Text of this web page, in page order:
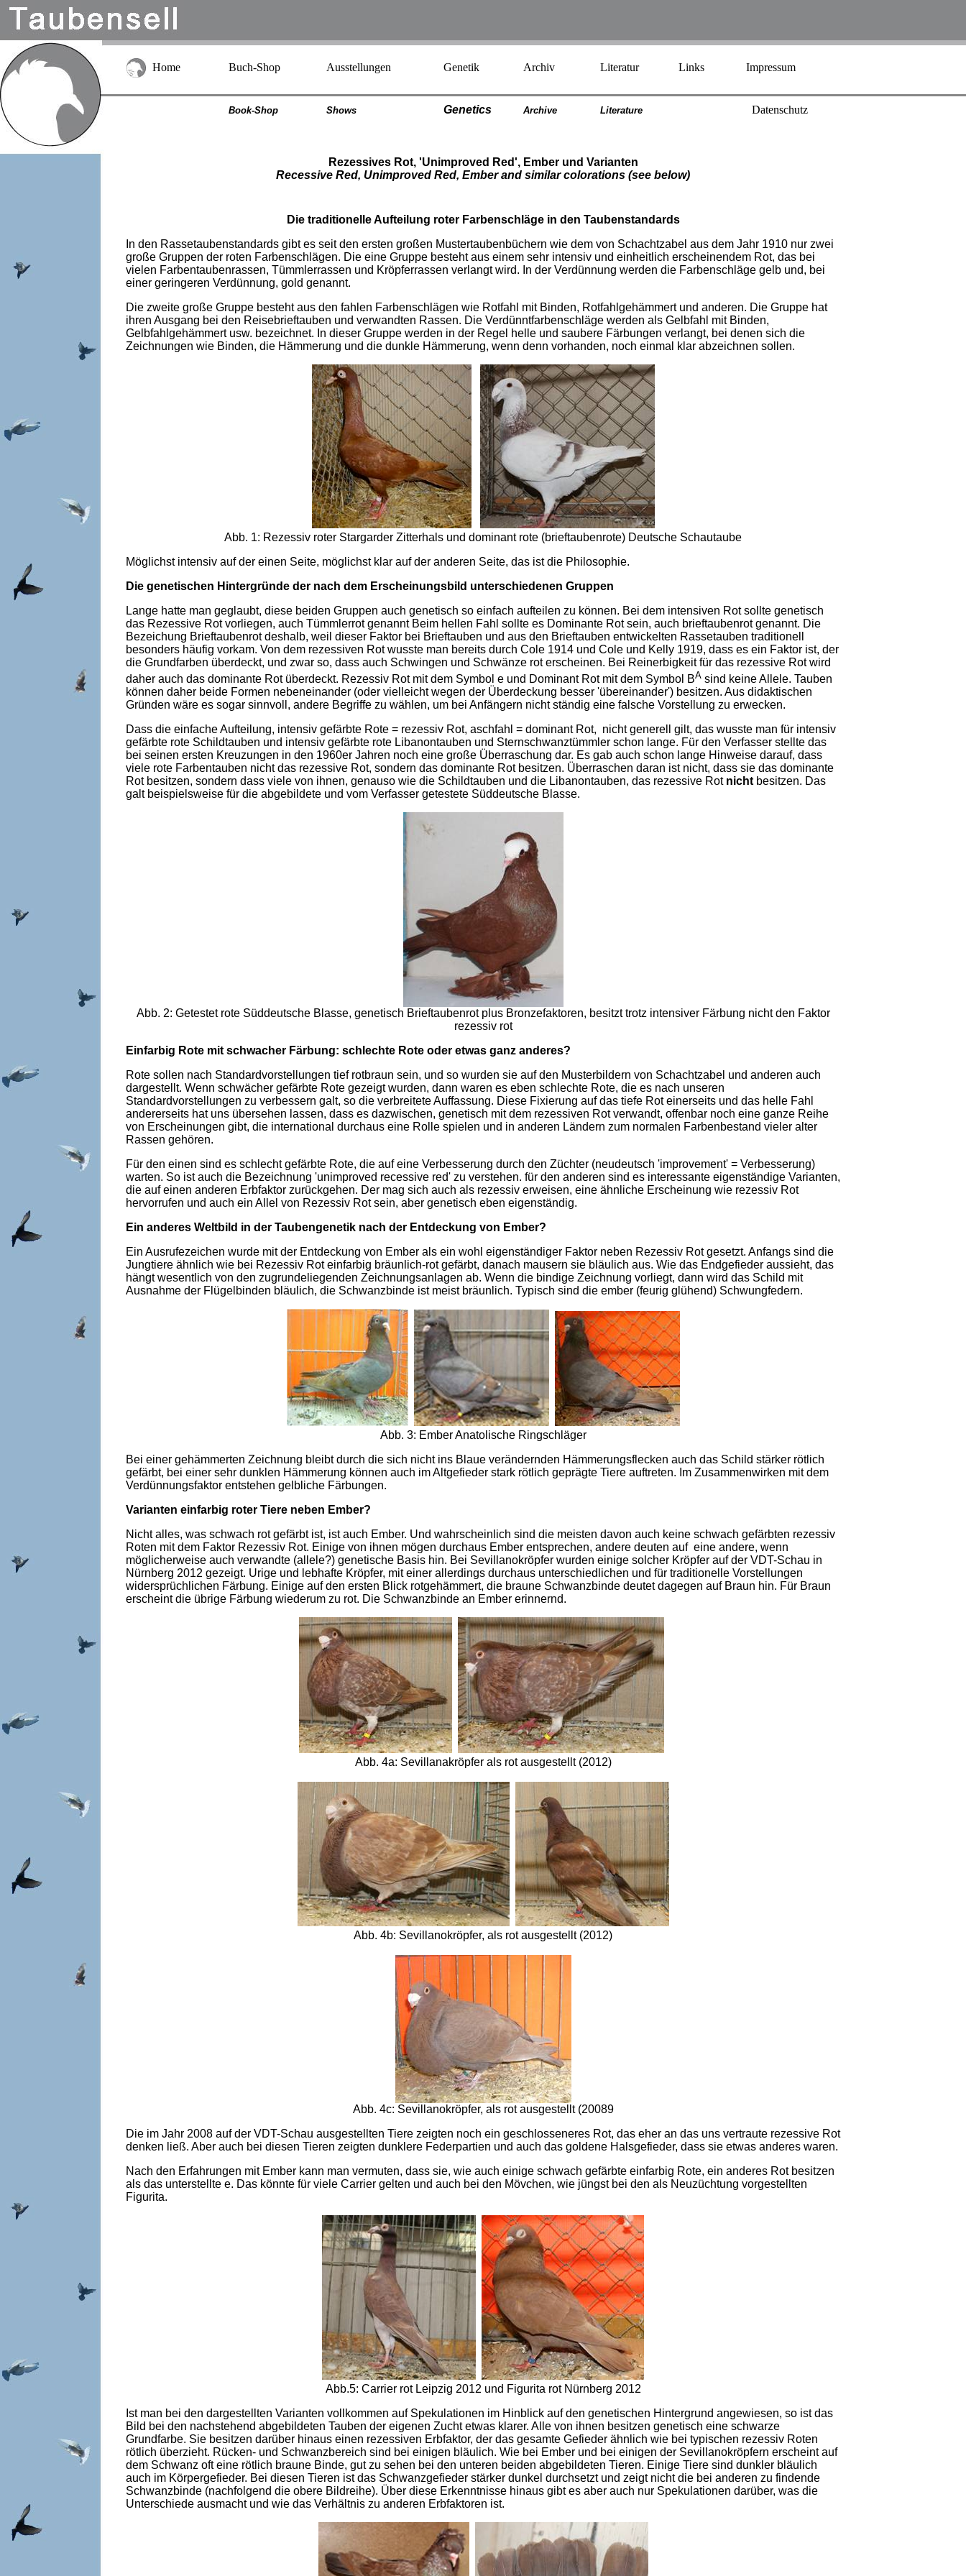
Home Buch-Shop Ausstellungen Genetik Archiv Literatur Links Impressum
Book-Shop Shows Genetics Archive Literature Datenschutz
Rezessives Rot, 'Unimproved Red', Ember und Varianten
Recessive Red, Unimproved Red, Ember and similar colorations (see below)
Die traditionelle Aufteilung roter Farbenschläge in den Taubenstandards
In den Rassetaubenstandards gibt es seit den ersten großen Mustertaubenbüchern wie dem von Schachtzabel aus dem Jahr 1910 nur zwei
große Gruppen der roten Farbenschlägen. Die eine Gruppe besteht aus einem sehr intensiv und einheitlich erscheinendem Rot, das bei
vielen Farbentaubenrassen, Tümmlerrassen und Kröpferrassen verlangt wird. In der Verdünnung werden die Farbenschläge gelb und, bei
einer geringeren Verdünnung, gold genannt.
Die zweite große Gruppe besteht aus den fahlen Farbenschlägen wie Rotfahl mit Binden, Rotfahlgehämmert und anderen. Die Gruppe hat
ihren Ausgang bei den Reisebrieftauben und verwandten Rassen. Die Verdünntfarbenschläge werden als Gelbfahl mit Binden,
Gelbfahlgehämmert usw. bezeichnet. In dieser Gruppe werden in der Regel helle und saubere Färbungen verlangt, bei denen sich die
Zeichnungen wie Binden, die Hämmerung und die dunkle Hämmerung, wenn denn vorhanden, noch einmal klar abzeichnen sollen.
Abb. 1: Rezessiv roter Stargarder Zitterhals und dominant rote (brieftaubenrote) Deutsche Schautaube
Möglichst intensiv auf der einen Seite, möglichst klar auf der anderen Seite, das ist die Philosophie.
Die genetischen Hintergründe der nach dem Erscheinungsbild unterschiedenen Gruppen
Lange hatte man geglaubt, diese beiden Gruppen auch genetisch so einfach aufteilen zu können. Bei dem intensiven Rot sollte genetisch
das Rezessive Rot vorliegen, auch Tümmlerrot genannt Beim hellen Fahl sollte es Dominante Rot sein, auch brieftaubenrot genannt. Die
Bezeichung Brieftaubenrot deshalb, weil dieser Faktor bei Brieftauben und aus den Brieftauben entwickelten Rassetauben traditionell
besonders häufig vorkam. Von dem rezessiven Rot wusste man bereits durch Cole 1914 und Cole und Kelly 1919, dass es ein Faktor ist, der
die Grundfarben überdeckt, und zwar so, dass auch Schwingen und Schwänze rot erscheinen. Bei Reinerbigkeit für das rezessive Rot wird
daher auch das dominante Rot überdeckt. Rezessiv Rot mit dem Symbol e und Dominant Rot mit dem Symbol BA sind keine Allele. Tauben
können daher beide Formen nebeneinander (oder vielleicht wegen der Überdeckung besser 'übereinander') besitzen. Aus didaktischen
Gründen wäre es sogar sinnvoll, andere Begriffe zu wählen, um bei Anfängern nicht ständig eine falsche Vorstellung zu erwecken.
Dass die einfache Aufteilung, intensiv gefärbte Rote = rezessiv Rot, aschfahl = dominant Rot, nicht generell gilt, das wusste man für intensiv
gefärbte rote Schildtauben und intensiv gefärbte rote Libanontauben und Sternschwanztümmler schon lange. Für den Verfasser stellte das
bei seinen ersten Kreuzungen in den 1960er Jahren noch eine große Überraschung dar. Es gab auch schon lange Hinweise darauf, dass
viele rote Farbentauben nicht das rezessive Rot, sondern das dominante Rot besitzen. Überraschen daran ist nicht, dass sie das dominante
Rot besitzen, sondern dass viele von ihnen, genauso wie die Schildtauben und die Libanontauben, das rezessive Rot nicht besitzen. Das
galt beispielsweise für die abgebildete und vom Verfasser getestete Süddeutsche Blasse.
Abb. 2: Getestet rote Süddeutsche Blasse, genetisch Brieftaubenrot plus Bronzefaktoren, besitzt trotz intensiver Färbung nicht den Faktor
rezessiv rot
Einfarbig Rote mit schwacher Färbung: schlechte Rote oder etwas ganz anderes?
Rote sollen nach Standardvorstellungen tief rotbraun sein, und so wurden sie auf den Musterbildern von Schachtzabel und anderen auch
dargestellt. Wenn schwächer gefärbte Rote gezeigt wurden, dann waren es eben schlechte Rote, die es nach unseren
Standardvorstellungen zu verbessern galt, so die verbreitete Auffassung. Diese Fixierung auf das tiefe Rot einerseits und das helle Fahl
andererseits hat uns übersehen lassen, dass es dazwischen, genetisch mit dem rezessiven Rot verwandt, offenbar noch eine ganze Reihe
von Erscheinungen gibt, die international durchaus eine Rolle spielen und in anderen Ländern zum normalen Farbenbestand vieler alter
Rassen gehören.
Für den einen sind es schlecht gefärbte Rote, die auf eine Verbesserung durch den Züchter (neudeutsch 'improvement' = Verbesserung)
warten. So ist auch die Bezeichnung 'unimproved recessive red' zu verstehen. für den anderen sind es interessante eigenständige Varianten,
die auf einen anderen Erbfaktor zurückgehen. Der mag sich auch als rezessiv erweisen, eine ähnliche Erscheinung wie rezessiv Rot
hervorrufen und auch ein Allel von Rezessiv Rot sein, aber genetisch eben eigenständig.
Ein anderes Weltbild in der Taubengenetik nach der Entdeckung von Ember?
Ein Ausrufezeichen wurde mit der Entdeckung von Ember als ein wohl eigenständiger Faktor neben Rezessiv Rot gesetzt. Anfangs sind die
Jungtiere ähnlich wie bei Rezessiv Rot einfarbig bräunlich-rot gefärbt, danach mausern sie bläulich aus. Wie das Endgefieder aussieht, das
hängt wesentlich von den zugrundeliegenden Zeichnungsanlagen ab. Wenn die bindige Zeichnung vorliegt, dann wird das Schild mit
Ausnahme der Flügelbinden bläulich, die Schwanzbinde ist meist bräunlich. Typisch sind die ember (feurig glühend) Schwungfedern.
Abb. 3: Ember Anatolische Ringschläger
Bei einer gehämmerten Zeichnung bleibt durch die sich nicht ins Blaue verändernden Hämmerungsflecken auch das Schild stärker rötlich
gefärbt, bei einer sehr dunklen Hämmerung können auch im Altgefieder stark rötlich geprägte Tiere auftreten. Im Zusammenwirken mit dem
Verdünnungsfaktor entstehen gelbliche Färbungen.
Varianten einfarbig roter Tiere neben Ember?
Nicht alles, was schwach rot gefärbt ist, ist auch Ember. Und wahrscheinlich sind die meisten davon auch keine schwach gefärbten rezessiv
Roten mit dem Faktor Rezessiv Rot. Einige von ihnen mögen durchaus Ember entsprechen, andere deuten auf eine andere, wenn
möglicherweise auch verwandte (allele?) genetische Basis hin. Bei Sevillanokröpfer wurden einige solcher Kröpfer auf der VDT-Schau in
Nürnberg 2012 gezeigt. Urige und lebhafte Kröpfer, mit einer allerdings durchaus unterschiedlichen und für traditionelle Vorstellungen
widersprüchlichen Färbung. Einige auf den ersten Blick rotgehämmert, die braune Schwanzbinde deutet dagegen auf Braun hin. Für Braun
erscheint die übrige Färbung wiederum zu rot. Die Schwanzbinde an Ember erinnernd.
Abb. 4a: Sevillanakröpfer als rot ausgestellt (2012)
Abb. 4b: Sevillanokröpfer, als rot ausgestellt (2012)
Abb. 4c: Sevillanokröpfer, als rot ausgestellt (20089
Die im Jahr 2008 auf der VDT-Schau ausgestellten Tiere zeigten noch ein geschlosseneres Rot, das eher an das uns vertraute rezessive Rot
denken ließ. Aber auch bei diesen Tieren zeigten dunklere Federpartien und auch das goldene Halsgefieder, dass sie etwas anderes waren.
Nach den Erfahrungen mit Ember kann man vermuten, dass sie, wie auch einige schwach gefärbte einfarbig Rote, ein anderes Rot besitzen
als das unterstellte e. Das könnte für viele Carrier gelten und auch bei den Mövchen, wie jüngst bei den als Neuzüchtung vorgestellten
Figurita.
Abb.5: Carrier rot Leipzig 2012 und Figurita rot Nürnberg 2012
Ist man bei den dargestellten Varianten vollkommen auf Spekulationen im Hinblick auf den genetischen Hintergrund angewiesen, so ist das
Bild bei den nachstehend abgebildeten Tauben der eigenen Zucht etwas klarer. Alle von ihnen besitzen genetisch eine schwarze
Grundfarbe. Sie besitzen darüber hinaus einen rezessiven Erbfaktor, der das gesamte Gefieder ähnlich wie bei typischen rezessiv Roten
rötlich überzieht. Rücken- und Schwanzbereich sind bei einigen bläulich. Wie bei Ember und bei einigen der Sevillanokröpfern erscheint auf
dem Schwanz oft eine rötlich braune Binde, gut zu sehen bei den unteren beiden abgebildeten Tieren. Einige Tiere sind dunkler bläulich
auch im Körpergefieder. Bei diesen Tieren ist das Schwanzgefieder stärker dunkel durchsetzt und zeigt nicht die bei anderen zu findende
Schwanzbinde (nachfolgend die obere Bildreihe). Über diese Erkenntnisse hinaus gibt es aber auch nur Spekulationen darüber, was die
Unterschiede ausmacht und wie das Verhältnis zu anderen Erbfaktoren ist.